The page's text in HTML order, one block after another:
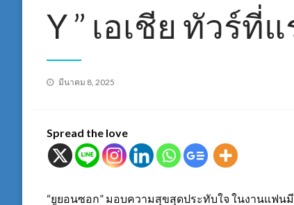
Y ” เอเชีย ทัวร์ที่
Posted
มีนาคม 8, 2025
Spread the love
“ยูยอนซอก” มอบความสุขสุดประทับใจ ในงานแฟนมีต